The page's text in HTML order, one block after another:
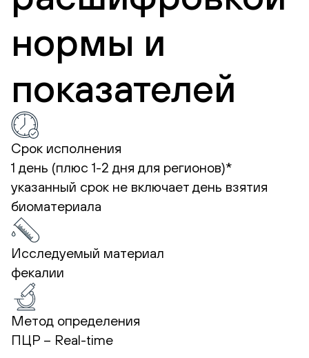
нормы и
показателей
Срок исполнения
1 день (плюс 1-2 дня для регионов)*
указанный срок не включает день взятия
биоматериала
Исследуемый материал
фекалии
Метод определения
ПЦР – Real-time